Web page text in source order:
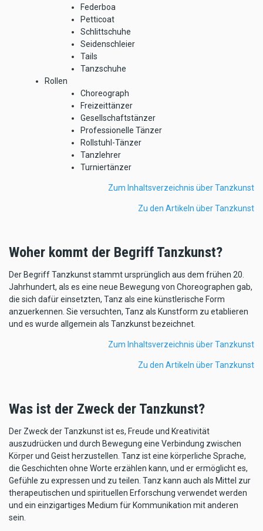
Federboa
Petticoat
Schlittschuhe
Seidenschleier
Tails
Tanzschuhe
Rollen
Choreograph
Freizeittänzer
Gesellschaftstänzer
Professionelle Tänzer
Rollstuhl-Tänzer
Tanzlehrer
Turniertänzer
Zum Inhaltsverzeichnis über Tanzkunst
Zu den Artikeln über Tanzkunst
Woher kommt der Begriff Tanzkunst?
Der Begriff Tanzkunst stammt ursprünglich aus dem frühen 20.
Jahrhundert, als es eine neue Bewegung von Choreographen gab,
die sich dafür einsetzten, Tanz als eine künstlerische Form
anzuerkennen. Sie versuchten, Tanz als Kunstform zu etablieren
und es wurde allgemein als Tanzkunst bezeichnet.
Zum Inhaltsverzeichnis über Tanzkunst
Zu den Artikeln über Tanzkunst
Was ist der Zweck der Tanzkunst?
Der Zweck der Tanzkunst ist es, Freude und Kreativität
auszudrücken und durch Bewegung eine Verbindung zwischen
Körper und Geist herzustellen. Tanz ist eine körperliche Sprache,
die Geschichten ohne Worte erzählen kann, und er ermöglicht es,
Gefühle zu expressen und zu teilen. Tanz kann auch als Mittel zur
therapeutischen und spirituellen Erforschung verwendet werden
und ein einzigartiges Medium für Kommunikation mit anderen
sein.